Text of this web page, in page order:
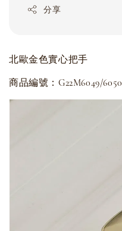
分享
北歐金色實心把手
商品編號：G22M6049/6050